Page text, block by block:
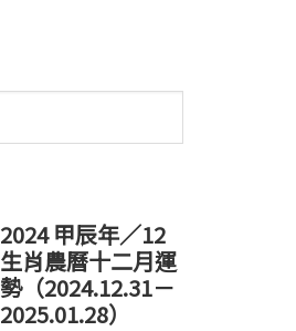
2024 甲辰年／12
生肖農曆十二月運
勢（2024.12.31－
2025.01.28）